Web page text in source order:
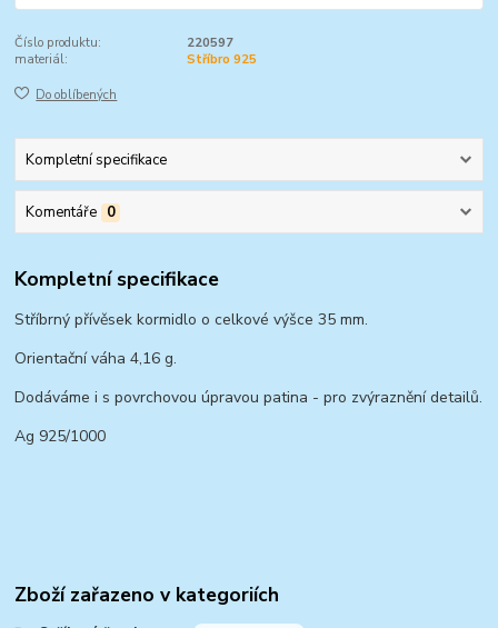
Číslo produktu:
220597
materiál:
Stříbro 925
Do oblíbených
Kompletní specifikace
Komentáře 0
Kompletní specifikace
Stříbrný přívěsek kormidlo o celkové výšce 35 mm.
Orientační váha 4,16 g.
Dodáváme i s povrchovou úpravou patina - pro zvýraznění detailů.
Ag 925/1000
Zboží zařazeno v kategoriích